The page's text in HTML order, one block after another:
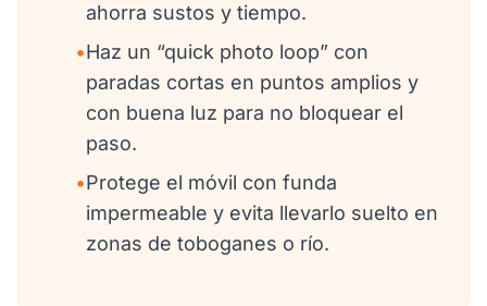
ahorra sustos y tiempo.
•Haz un “quick photo loop” con
paradas cortas en puntos amplios y
con buena luz para no bloquear el
paso.
•Protege el móvil con funda
impermeable y evita llevarlo suelto en
zonas de toboganes o río.